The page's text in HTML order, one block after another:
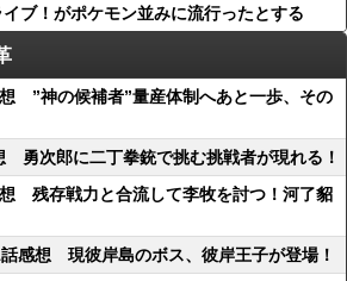
イブ！がポケモン並みに流行ったとする
想 ”神の候補者”量産体制へあと一歩、その
勇次郎に二丁拳銃で挑む挑戦者が現れる！
想 残存戦力と合流して李牧を討つ！河了貂
感想 現彼岸島のボス、彼岸王子が登場！